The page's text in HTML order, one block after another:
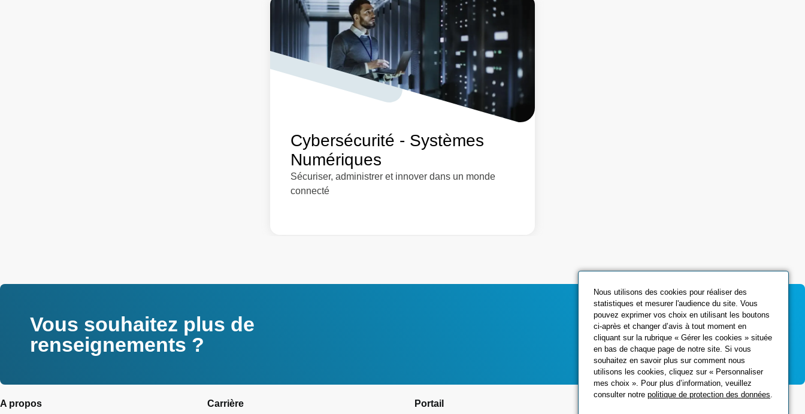
Cybersécurité - Systèmes
Numériques
Sécuriser, administrer et innover dans un monde
connecté
Vous souhaitez plus de
renseignements ?
Contactez-nous
A propos Carrière Portail
Nous utilisons des cookies pour réaliser des
statistiques et mesurer l'audience du site. Vous
pouvez exprimer vos choix en utilisant les boutons
ci-après et changer d’avis à tout moment en
cliquant sur la rubrique « Gérer les cookies » située
en bas de chaque page de notre site. Si vous
souhaitez en savoir plus sur comment nous
utilisons les cookies, cliquez sur « Personnaliser
mes choix ». Pour plus d’information, veuillez
consulter notrepolitique de protection des données.